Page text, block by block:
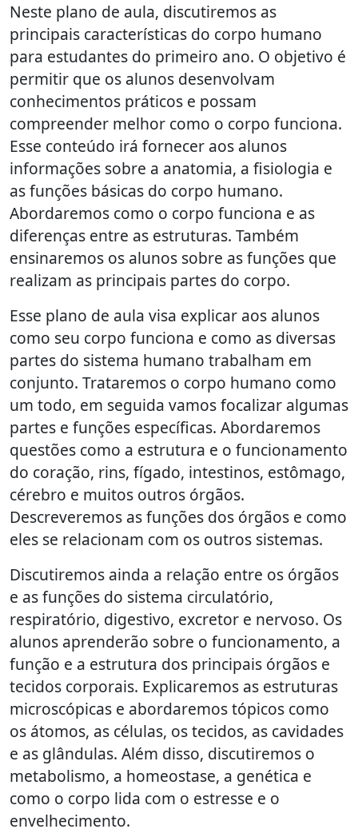
Neste plano de aula, discutiremos as
principais características do corpo humano
para estudantes do primeiro ano. O objetivo é
permitir que os alunos desenvolvam
conhecimentos práticos e possam
compreender melhor como o corpo funciona.
Esse conteúdo irá fornecer aos alunos
informações sobre a anatomia, a fisiologia e
as funções básicas do corpo humano.
Abordaremos como o corpo funciona e as
diferenças entre as estruturas. Também
ensinaremos os alunos sobre as funções que
realizam as principais partes do corpo.
Esse plano de aula visa explicar aos alunos
como seu corpo funciona e como as diversas
partes do sistema humano trabalham em
conjunto. Trataremos o corpo humano como
um todo, em seguida vamos focalizar algumas
partes e funções específicas. Abordaremos
questões como a estrutura e o funcionamento
do coração, rins, fígado, intestinos, estômago,
cérebro e muitos outros órgãos.
Descreveremos as funções dos órgãos e como
eles se relacionam com os outros sistemas.
Discutiremos ainda a relação entre os órgãos
e as funções do sistema circulatório,
respiratório, digestivo, excretor e nervoso. Os
alunos aprenderão sobre o funcionamento, a
função e a estrutura dos principais órgãos e
tecidos corporais. Explicaremos as estruturas
microscópicas e abordaremos tópicos como
os átomos, as células, os tecidos, as cavidades
e as glândulas. Além disso, discutiremos o
metabolismo, a homeostase, a genética e
como o corpo lida com o estresse e o
envelhecimento.